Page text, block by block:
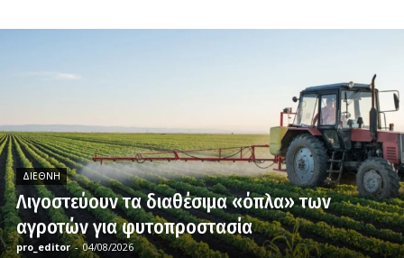
ΔΙΕΘΝΉ
Λιγοστεύουν τα διαθέσιμα «όπλα» των
αγροτών για φυτοπροστασία
pro_editor - 04/08/2026